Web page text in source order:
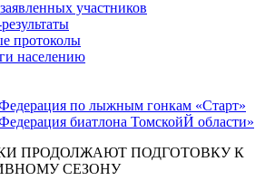
участников
протоколы
населению
по лыжным гонкам «Старт»
биатлона ТомскойЙ области»
ПРОДОЛЖАЮТ ПОДГОТОВКУ К
СЕЗОНУ